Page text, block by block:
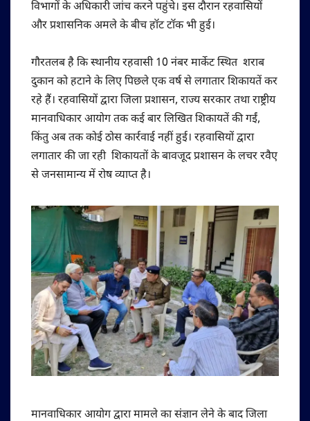
विभागों के अधिकारी जांच करने पहुंचे। इस दौरान रहवासियों
और प्रशासनिक अमले के बीच हॉट टॉक भी हुई।
गौरतलब है कि स्थानीय रहवासी 10 नंबर मार्केट स्थित शराब
दुकान को हटाने के लिए पिछले एक वर्ष से लगातार शिकायतें कर
रहे हैं। रहवासियों द्वारा जिला प्रशासन, राज्य सरकार तथा राष्ट्रीय
मानवाधिकार आयोग तक कई बार लिखित शिकायतें की गईं,
किंतु अब तक कोई ठोस कार्रवाई नहीं हुई। रहवासियों द्वारा
लगातार की जा रही शिकायतों के बावजूद प्रशासन के लचर रवैए
से जनसामान्य में रोष व्याप्त है।
मानवाधिकार आयोग द्वारा मामले का संज्ञान लेने के बाद जिला